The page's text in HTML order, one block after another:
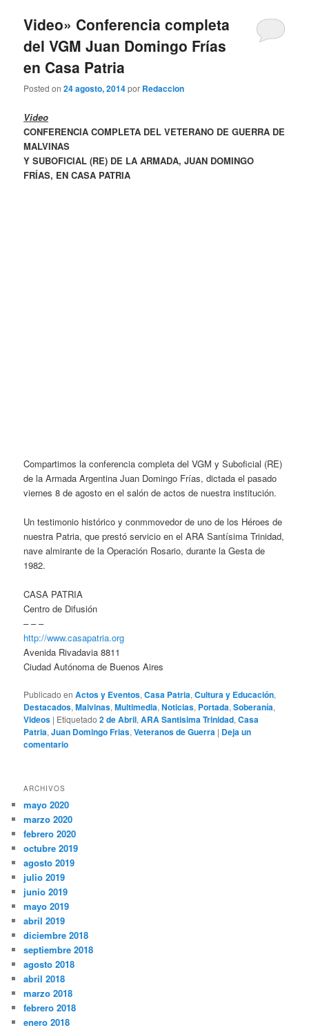
Video» Conferencia completa
del VGM Juan Domingo Frías
en Casa Patria
Posted on24 agosto, 2014por Redaccion
Video
CONFERENCIA COMPLETA DEL VETERANO DE GUERRA DE
MALVINAS
Y SUBOFICIAL (RE) DE LA ARMADA, JUAN DOMINGO
FRÍAS, EN CASA PATRIA
Compartimos la conferencia completa del VGM y Suboficial (RE)
de la Armada Argentina Juan Domingo Frías, dictada el pasado
viernes 8 de agosto en el salón de actos de nuestra institución.
Un testimonio histórico y conmmovedor de uno de los Héroes de
nuestra Patria, que prestó servicio en el ARA Santísima Trinidad,
nave almirante de la Operación Rosario, durante la Gesta de
1982.
CASA PATRIA
Centro de Difusión
– – –
http://www.casapatria.org
Avenida Rivadavia 8811
Ciudad Autónoma de Buenos Aires
Publicado en Actos y Eventos,Casa Patria,Cultura y Educación,
Destacados,Malvinas,Multimedia,Noticias, Portada,Soberanía,
Videos | Etiquetado 2 de Abril,ARA Santisima Trinidad,Casa
Patria,Juan Domingo Frias,Veteranos de Guerra | Deja un
comentario
ARCHIVOS
mayo 2020
marzo 2020
febrero 2020
octubre 2019
agosto 2019
julio 2019
junio 2019
mayo 2019
abril 2019
diciembre 2018
septiembre 2018
agosto 2018
abril 2018
marzo 2018
febrero 2018
enero 2018